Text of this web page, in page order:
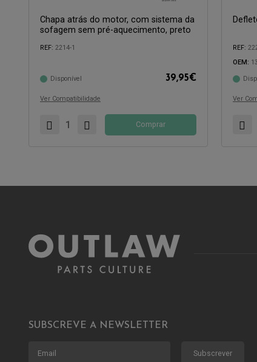
Chapa atrás do motor, com sistema da
sofagem sem pré-aquecimento, preto
REF: 2214-1
Disponível 39,95€
Ver Compatibilidade
Comprar
REF:
OEM:
Ver
SUBSCREVE A NEWSLETTER
Subscrever